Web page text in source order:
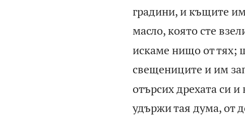
градини, и къщите
масло, която сте
искаме нищо от тях;
свещениците и им
отърсих дрехата си и
удържи тая дума, от